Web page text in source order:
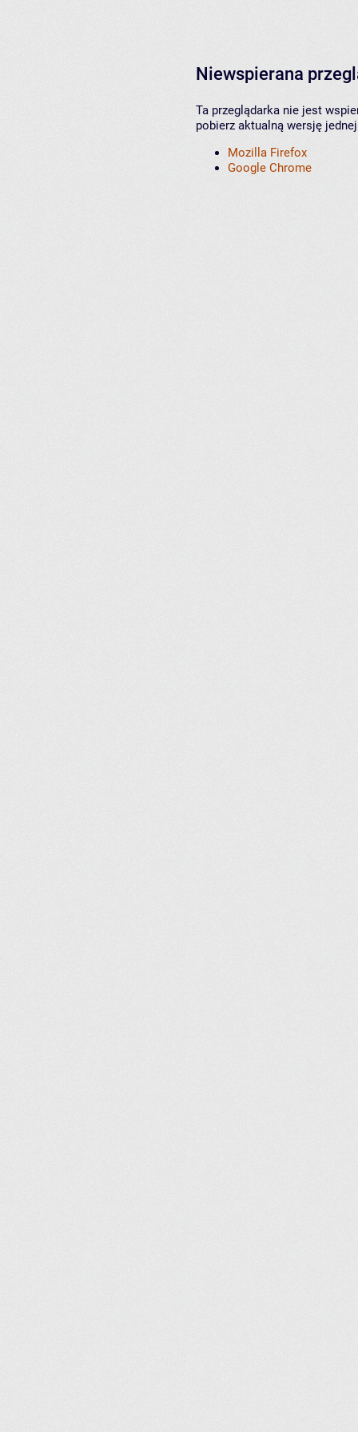
Niewspierana
Ta przeglądarka nie jest
pobierz aktualną wersję
Mozilla Firefox
Google Chrome